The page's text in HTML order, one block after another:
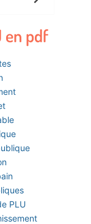
en pdf
PLU